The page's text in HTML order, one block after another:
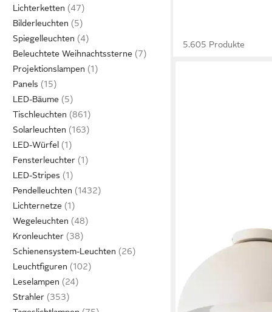
Lichterketten
Bilderleuchten
Spiegelleuchten
Beleuchtete Weihnachtssterne
Projektionslampen
Panels
LED-Bäume
Tischleuchten
Solarleuchten
LED-Würfel
Fensterleuchter
LED-Stripes
Pendelleuchten
Lichternetze
Wegeleuchten
Kronleuchter
Schienensystem-Leuchten
Leuchtfiguren
Leselampen
Strahler
5.605 Produkte
LEGER HOME BY LENA
Deckenleuchte Linnea
79,99 €